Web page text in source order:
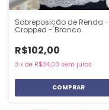
Sobreposição de Renda -
Cropped - Branco
R$102,00
3 x de R$34,00 sem juros
COMPRAR